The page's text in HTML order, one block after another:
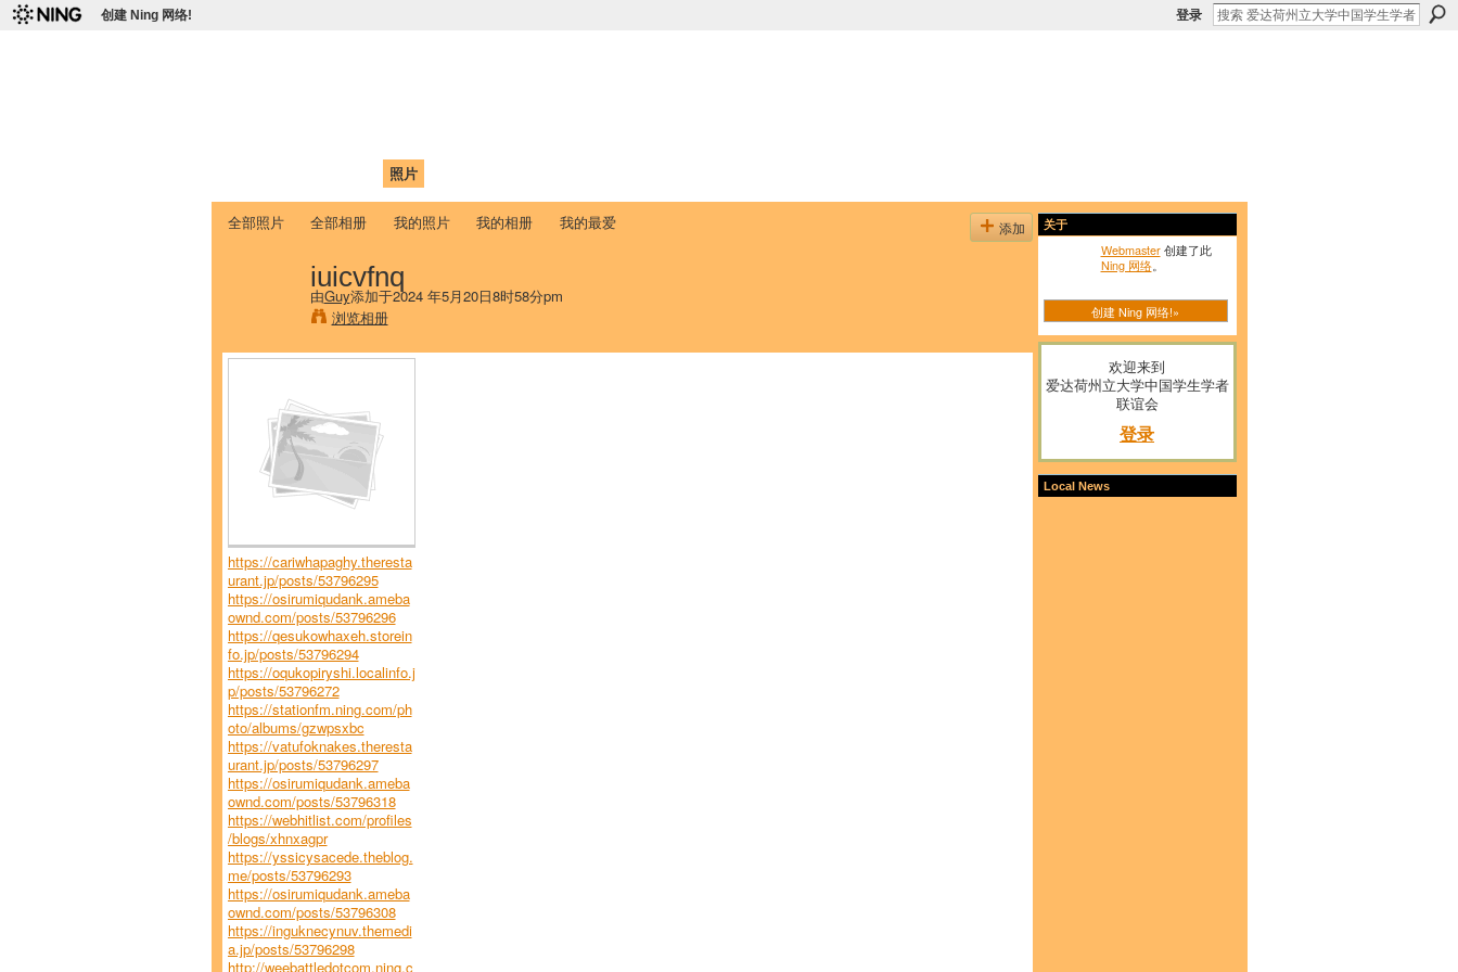
创建 Ning 网络! 登录
照片
全部照片 全部相册 我的照片 我的相册 我的最爱 添加
iuicvfnq
由Guy添加于2024 年5月20日8时58分pm
浏览相册
https://cariwhapaghy.theresta
urant.jp/posts/53796295
https://osirumiqudank.ameba
ownd.com/posts/53796296
https://qesukowhaxeh.storein
fo.jp/posts/53796294
https://oqukopiryshi.localinfo.j
p/posts/53796272
https://stationfm.ning.com/ph
oto/albums/gzwpsxbc
https://vatufoknakes.theresta
urant.jp/posts/53796297
https://osirumiqudank.ameba
ownd.com/posts/53796318
https://webhitlist.com/profiles
/blogs/xhnxagpr
https://yssicysacede.theblog.
me/posts/53796293
https://osirumiqudank.ameba
ownd.com/posts/53796308
https://inguknecynuv.themedi
a.jp/posts/53796298
http://weebattledotcom.ning.c
关于
Webmaster创建了此
Ning 网络。
创建 Ning 网络!»
欢迎来到
爱达荷州立大学中国学生学者
联谊会
登录
Local News